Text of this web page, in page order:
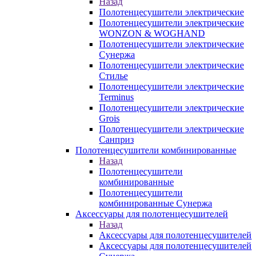
Полотенцесушители электрические
Полотенцесушители электрические
WONZON & WOGHAND
Полотенцесушители электрические
Сунержа
Полотенцесушители электрические
Стилье
Полотенцесушители электрические
Terminus
Полотенцесушители электрические
Grois
Полотенцесушители электрические
Санприз
Полотенцесушители комбинированные
Назад
Полотенцесушители
комбинированные
Полотенцесушители
комбинированные Сунержа
Аксессуары для полотенцесушителей
Назад
Аксессуары для полотенцесушителей
Аксессуары для полотенцесушителей